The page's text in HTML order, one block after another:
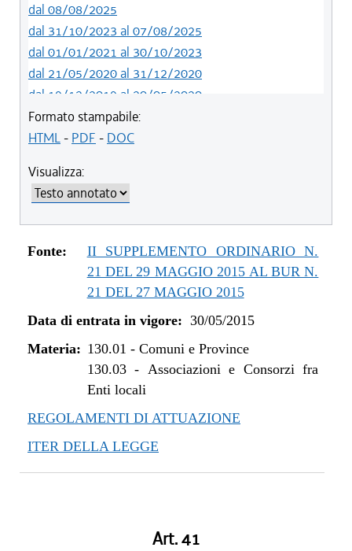
dal 08/08/2025
dal 31/10/2023 al 07/08/2025
dal 01/01/2021 al 30/10/2023
dal 21/05/2020 al 31/12/2020
dal 19/12/2019 al 20/05/2020
dal 11/07/2019 al 18/12/2019
dal 01/01/2019 al 10/07/2019
dal 01/01/2017 al 08/08/2018
dal 15/12/2016 al 31/12/2016
dal 11/08/2015 al 14/12/2016
dal 30/05/2015 al 10/08/2015
Formato stampabile:
HTML- PDF - DOC
Visualizza:
Fonte:
II SUPPLEMENTO ORDINARIO N.
21 DEL 29 MAGGIO 2015 AL BUR N.
21 DEL 27 MAGGIO 2015
Data di entrata in vigore: 30/05/2015
Materia: 130.01 - Comuni e Province
130.03- Associazioni e Consorzi fra
Enti locali
REGOLAMENTI DI ATTUAZIONE
ITER DELLA LEGGE
Art. 41